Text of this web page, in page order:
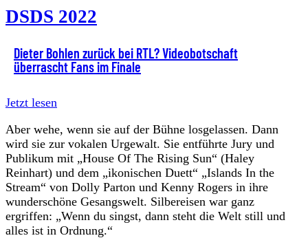
DSDS 2022
Dieter Bohlen zurück bei RTL? Videobotschaft
überrascht Fans im Finale
Jetzt lesen
Aber wehe, wenn sie auf der Bühne losgelassen. Dann
wird sie zur vokalen Urgewalt. Sie entführte Jury und
Publikum mit „House Of The Rising Sun“ (Haley
Reinhart) und dem „ikonischen Duett“ „Islands In the
Stream“ von Dolly Parton und Kenny Rogers in ihre
wunderschöne Gesangswelt. Silbereisen war ganz
ergriffen: „Wenn du singst, dann steht die Welt still und
alles ist in Ordnung.“